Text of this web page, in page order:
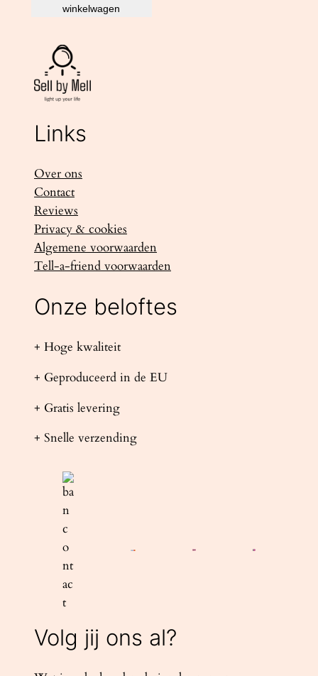
winkelwagen
Links
Over ons
Contact
Reviews
Privacy & cookies
Algemene voorwaarden
Tell-a-friend voorwaarden
Onze beloftes
+ Hoge kwaliteit
+ Geproduceerd in de EU
+ Gratis levering
+ Snelle verzending
Volg jij ons al?